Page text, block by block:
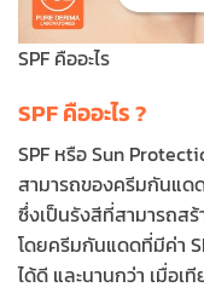
SPF คืออะไร
SPF คืออะไร ?
SPF หรือ Sun
สามารถของครีมกันแด
ซึ่งเป็นรังสีที่สามารถส
โดยครีมกันแดดที่มีค่า
ได้ดี และนานกว่า เมื่อ